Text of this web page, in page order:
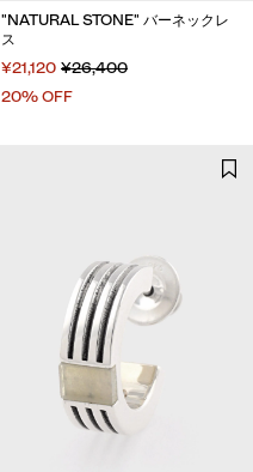
"NATURAL STONE" バーネックレ
ス
¥21,120 ¥26,400
20% OFF